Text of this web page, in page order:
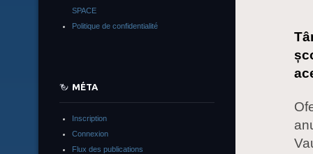
SPACE
Politique de confidentialité
MÉTA
Inscription
Connexion
Flux des publications